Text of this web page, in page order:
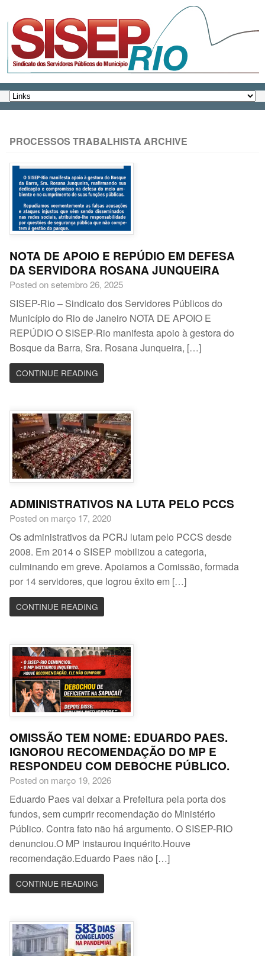
PROCESSOS TRABALHISTA ARCHIVE
NOTA DE APOIO E REPÚDIO EM DEFESA
DA SERVIDORA ROSANA JUNQUEIRA
Posted on setembro 26, 2025
SISEP-Rio – Sindicato dos Servidores Públicos do
Município do Rio de Janeiro NOTA DE APOIO E
REPÚDIO O SISEP-Rio manifesta apoio à gestora do
Bosque da Barra, Sra. Rosana Junqueira, […]
CONTINUE READING
ADMINISTRATIVOS NA LUTA PELO PCCS
Posted on março 17, 2020
Os administrativos da PCRJ lutam pelo PCCS desde
2008. Em 2014 o SISEP mobilizou a categoria,
culminando em greve. Apoiamos a Comissão, formada
por 14 servidores, que logrou êxito em […]
CONTINUE READING
OMISSÃO TEM NOME: EDUARDO PAES.
IGNOROU RECOMENDAÇÃO DO MP E
RESPONDEU COM DEBOCHE PÚBLICO.
Posted on março 19, 2026
Eduardo Paes vai deixar a Prefeitura pela porta dos
fundos, sem cumprir recomendação do Ministério
Público. Contra fato não há argumento. O SISEP-RIO
denunciou.O MP instaurou inquérito.Houve
recomendação.Eduardo Paes não […]
CONTINUE READING